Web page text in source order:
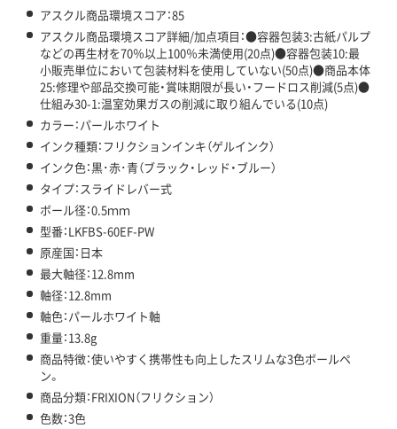
アスクル商品環境スコア：85
アスクル商品環境スコア詳細/加点項目：●容器包装3:古紙パルプ
などの再生材を70％以上100％未満使用(20点)●容器包装10:最
小販売単位において包装材料を使用していない(50点)●商品本体
25:修理や部品交換可能・賞味期限が長い・フードロス削減(5点)●
仕組み30-1:温室効果ガスの削減に取り組んでいる(10点)
カラー：パールホワイト
インク種類：フリクションインキ（ゲルインク）
インク色：黒･赤･青（ブラック・レッド・ブルー）
タイプ：スライドレバー式
ボール径：0.5ｍｍ
型番：LKFBS-60EF-PW
原産国：日本
最大軸径：12.8mm
軸径：12.8mm
軸色：パールホワイト軸
重量：13.8g
商品特徴：使いやすく携帯性も向上したスリムな3色ボールペ
ン。
商品分類：FRIXION（フリクション）
色数：3色